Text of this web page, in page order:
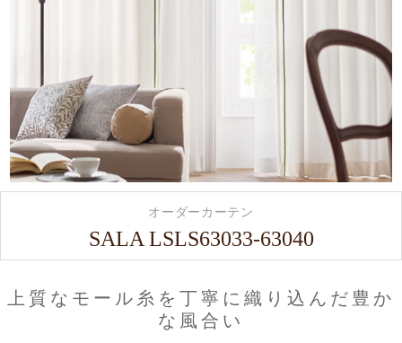
上質なモール糸を丁寧に織り込んだ豊か
な風合い
オーダーカーテン
SALA LSLS63033-63040